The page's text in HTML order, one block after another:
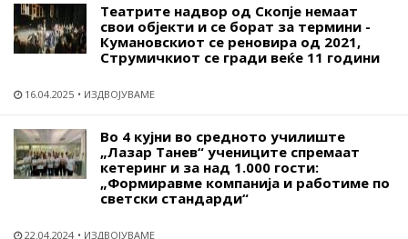
Театрите надвор од Скопје немаат
свои објекти и се борат за термини -
Кумановскиот се реновира од 2021,
Струмичкиот се гради веќе 11 години
16.04.2025 ИЗДВОЈУВАМЕ
Во 4 кујни во средното училиште
„Лазар Танев“ учениците спремаат
кетеринг и за над 1.000 гости:
„Формиравме компанија и работиме по
светски стандарди“
22.04.2024 ИЗДВОЈУВАМЕ